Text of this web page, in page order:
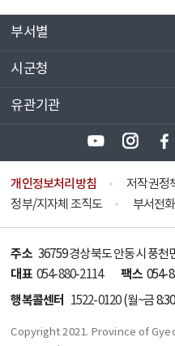
부서별
시군청
유관기관
개인정보처리방침 저작권정
정부/지자체 조직도
부서전
주소 36759 경상북도 안동시 풍천
대표 054-880-2114 팩스 054-
행복콜센터 1522-0120(월~금
Copyright 2021. Province of